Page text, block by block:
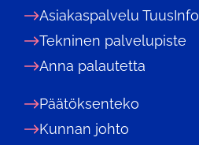
Asiakaspalvelu TuusInfo
Tekninen palvelupiste
Anna palautetta
Päätöksenteko
Kunnan johto